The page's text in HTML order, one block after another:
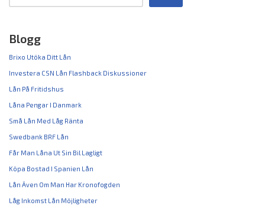
Blogg
Brixo Utöka Ditt Lån
Investera CSN Lån Flashback Diskussioner
Lån På Fritidshus
Låna Pengar I Danmark
Små Lån Med Låg Ränta
Swedbank BRF Lån
Får Man Låna Ut Sin Bil Lagligt
Köpa Bostad I Spanien Lån
Lån Även Om Man Har Kronofogden
Låg Inkomst Lån Möjligheter